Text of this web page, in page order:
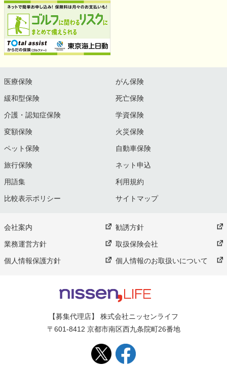
医療保険 がん保険
緩和型保険 死亡保険
介護・認知症保険 学資保険
変額保険 火災保険
ペット保険 自動車保険
旅行保険 ネット申込
用語集 利用規約
比較表示ポリシー サイトマップ
会社案内 勧誘方針
業務運営方針 取扱保険会社
個人情報保護方針 個人情報のお取扱いについて
【募集代理店】 株式会社ニッセンライフ
〒601-8412 京都市南区西九条院町26番地